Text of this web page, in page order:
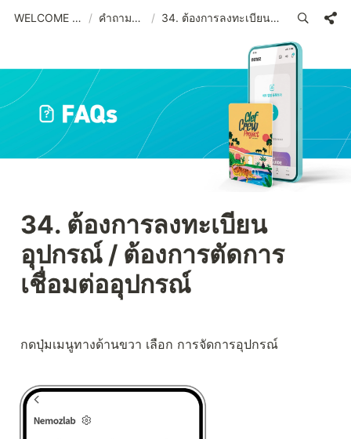
WELCOME (THA)_old / คำถามที่พบบ่อย / 34. ต้องการลงทะเบียนอุปกรณ์ / ต้องการตัดการเชื่อมต่ออุปกรณ์
34. ต้องการลงทะเบียน
อุปกรณ์ / ต้องการตัดการ
เชื่อมต่ออุปกรณ์
กดปุ่มเมนูทางด้านขวา เลือก การจัดการอุปกรณ์